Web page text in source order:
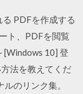
PDFを作成する
ト、PDFを閲覧
[Windows 10] 登
法を教えてくだ
のリンク集。